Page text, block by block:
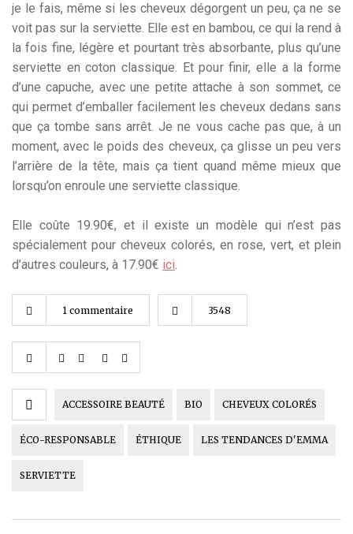
je le fais, même si les cheveux dégorgent un peu, ça ne se
voit pas sur la serviette. Elle est en bambou, ce qui la rend à
la fois fine, légère et pourtant très absorbante, plus qu’une
serviette en coton classique. Et pour finir, elle a la forme
d’une capuche, avec une petite attache à son sommet, ce
qui permet d’emballer facilement les cheveux dedans sans
que ça tombe sans arrêt. Je ne vous cache pas que, à un
moment, avec le poids des cheveux, ça glisse un peu vers
l’arrière de la tête, mais ça tient quand même mieux que
lorsqu’on enroule une serviette classique.
Elle coûte 19.90€, et il existe un modèle qui n’est pas
spécialement pour cheveux colorés, en rose, vert, et plein
d’autres couleurs, à 17.90€ ici.
1 commentaire 3548
ACCESSOIRE BEAUTÉ BIO CHEVEUX COLORÉS
ÉCO-RESPONSABLE ÉTHIQUE LES TENDANCES D'EMMA
SERVIETTE